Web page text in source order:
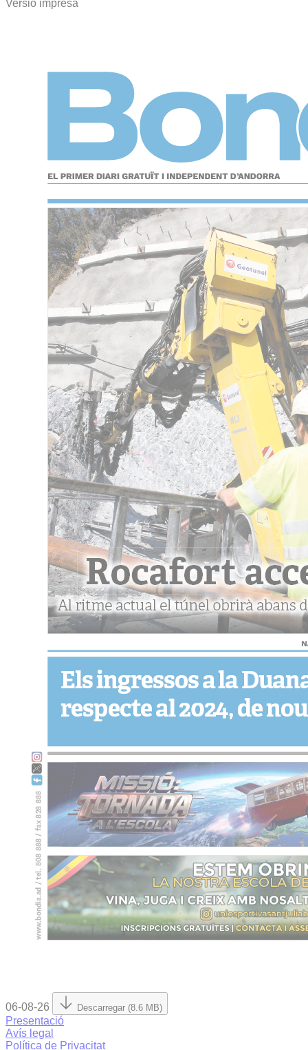
Versió impresa
06-08-26 Descarregar (8.6 MB)
Presentació
Avís legal
Política de Privacitat